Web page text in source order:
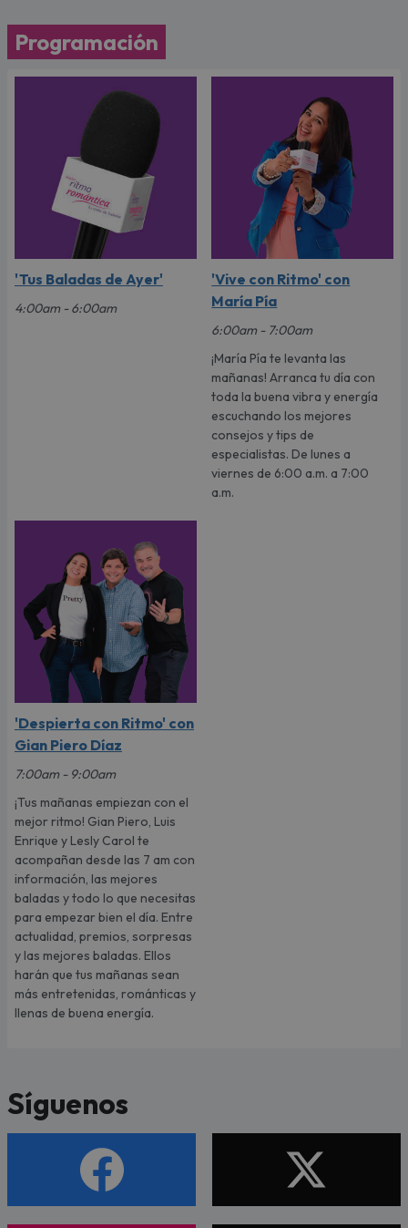
Programación
'Tus Baladas de Ayer'
4:00am - 6:00am
'Vive con Ritmo' con
María Pía
6:00am - 7:00am
¡María Pía te levanta las
mañanas! Arranca tu día con
toda la buena vibra y energía
escuchando los mejores
consejos y tips de
especialistas. De lunes a
viernes de 6:00 a.m. a 7:00
a.m.
'Despierta con Ritmo' con
Gian Piero Díaz
7:00am - 9:00am
¡Tus mañanas empiezan con el
mejor ritmo! Gian Piero, Luis
Enrique y Lesly Carol te
acompañan desde las 7 am con
información, las mejores
baladas y todo lo que necesitas
para empezar bien el día. Entre
actualidad, premios, sorpresas
y las mejores baladas. Ellos
harán que tus mañanas sean
más entretenidas, románticas y
llenas de buena energía.
Síguenos